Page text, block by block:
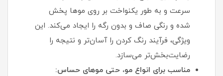
سرعت و به طور یکنواخت بر روی موها پخش
شده و رنگی صاف و بدون رگه را ایجاد می‌کند. این
ویژگی، فرآیند رنگ کردن را آسان‌تر و نتیجه را
رضایت‌بخش‌تر می‌سازد.
مناسب برای انواع مو، حتی موهای حساس: